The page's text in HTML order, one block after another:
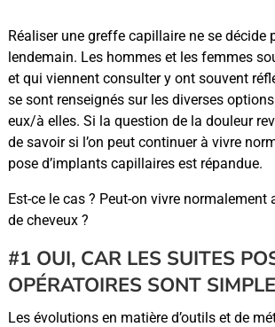
Réaliser une greffe capillaire ne se décide
lendemain. Les hommes et les femmes
et qui viennent consulter y ont souvent
se sont renseignés sur les diverses
eux/à elles. Si la question de la douleur
de savoir si l’on peut continuer à vivre
pose d’implants capillaires est répandue.
Est-ce le cas ? Peut-on vivre normalement
de cheveux ?
#1 OUI, CAR LES SUITES
OPÉRATOIRES SONT
Les évolutions en matière d’outils et de